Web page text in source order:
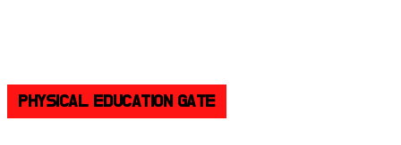
PHYSICAL EDUCATION GATE